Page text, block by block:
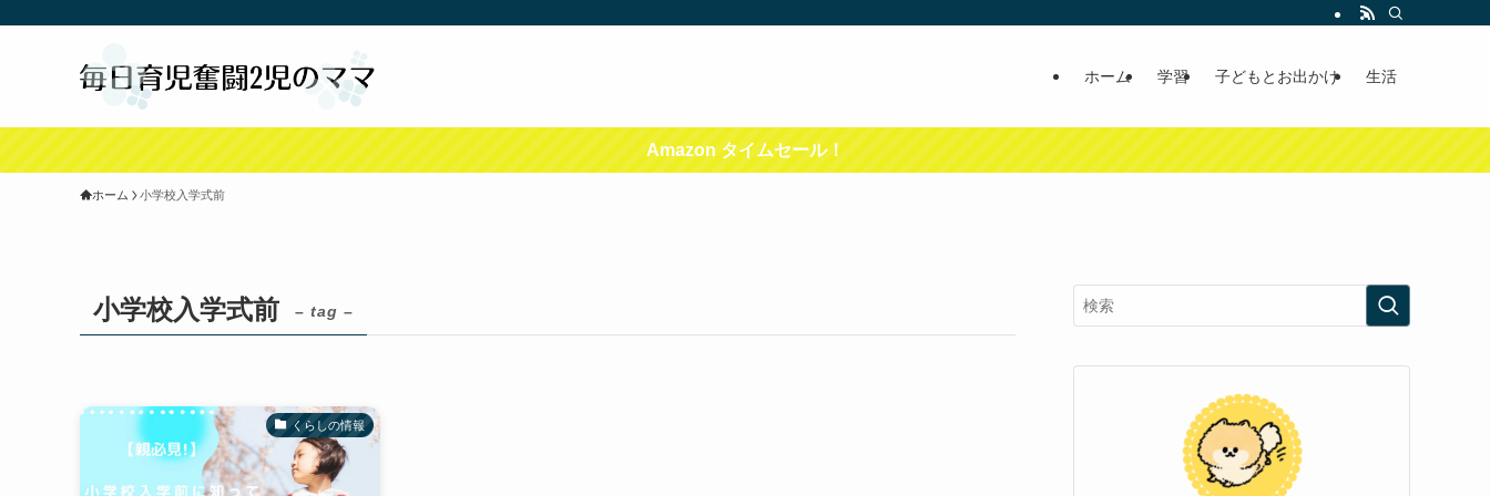
ホーム 学習 子どもとお出かけ 生活
Amazon タイムセール！
ホーム 小学校入学式前
小学校入学式前 – tag –
くらしの情報